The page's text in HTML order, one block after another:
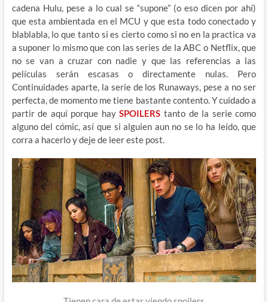
cadena Hulu, pese a lo cual se “supone” (o eso dicen por ahí)
que esta ambientada en el MCU y que esta todo conectado y
blablabla, lo que tanto si es cierto como si no en la practica va
a suponer lo mismo que con las series de la ABC o Netflix, que
no se van a cruzar con nadie y que las referencias a las
películas serán escasas o directamente nulas. Pero
Continuidades aparte, la serie de los Runaways, pese a no ser
perfecta, de momento me tiene bastante contento. Y cuidado a
partir de aquí porque haySPOILERStanto de la serie como
alguno del cómic, así que si alguien aun no se lo ha leído, que
corra a hacerlo y deje de leer este post.